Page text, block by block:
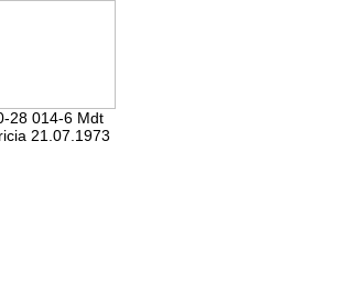
28 014-6 Mdt
21.07.1973